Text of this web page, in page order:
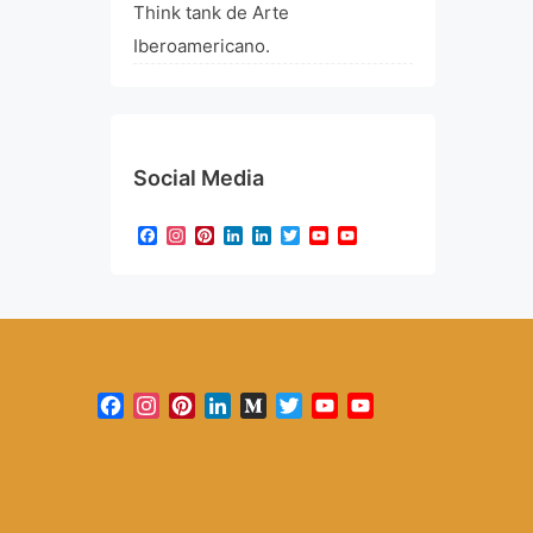
Think tank de Arte
Iberoamericano.
Social Media
Facebook
Instagram
Pinterest
LinkedIn
LinkedIn
TwitterYouTube
Facebook
Instagram
PinterestLinkedInMediumTwitterYouTube